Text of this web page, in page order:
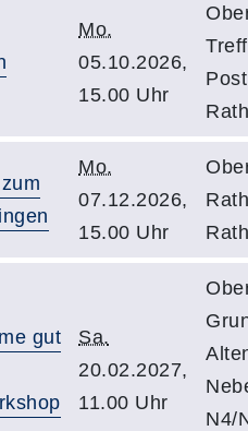
Mo.
05.10.2026,
15.00 Uhr
Mo.
07.12.2026,
15.00 Uhr
gut
Sa.
20.02.2027,
11.00 Uhr
N4/